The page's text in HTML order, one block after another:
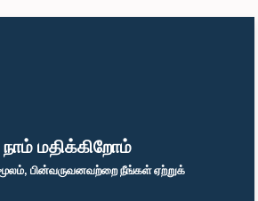
மதிக்கிறோம்
பின்வருவனவற்றை நீங்கள் ஏற்றுக்